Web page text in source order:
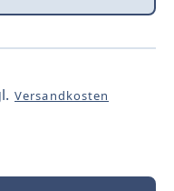
Versandkosten